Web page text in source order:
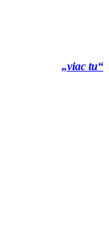
„viac tu“